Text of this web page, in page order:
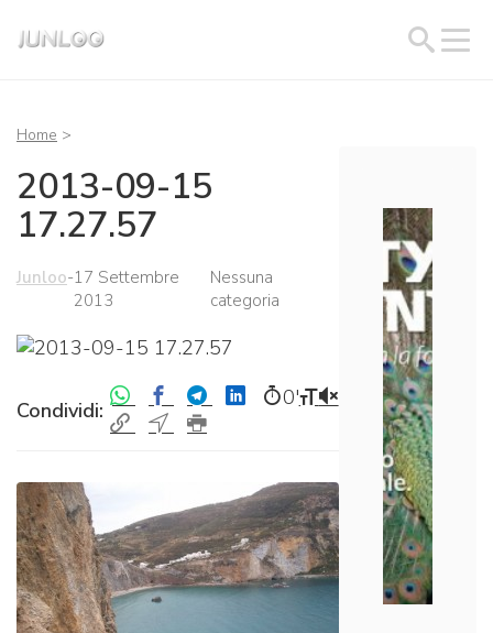
Home >
2013-09-15
17.27.57
Junloo-17 Settembre
2013
Nessuna
categoria
Condividi:
0′